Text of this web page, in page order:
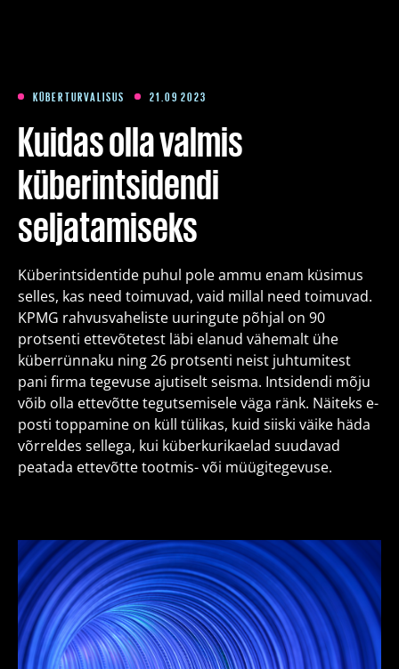
Paketid
Meist
Artiklid
Kontakt
Est Eng Fin
KÜBERTURVALISUS 21.09 2023
Kuidas olla valmis
küberintsidendi
seljatamiseks
Küberintsidentide puhul pole ammu enam küsimus
selles, kas need toimuvad, vaid millal need toimuvad.
KPMG rahvusvaheliste uuringute põhjal on 90
protsenti ettevõtetest läbi elanud vähemalt ühe
küberrünnaku ning 26 protsenti neist juhtumitest
pani firma tegevuse ajutiselt seisma. Intsidendi mõju
võib olla ettevõtte tegutsemisele väga ränk. Näiteks e-
posti toppamine on küll tülikas, kuid siiski väike häda
võrreldes sellega, kui küberkurikaelad suudavad
peatada ettevõtte tootmis- või müügitegevuse.